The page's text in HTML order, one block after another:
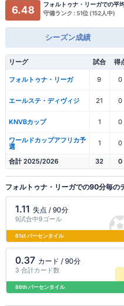
6.48
フォルトゥナ・リーガでの平
守備ランク : 51位 (152人中)
シーズン成績
リーグ 試合 得
フォルトゥナ・リーガ 9 0
エールステ・ディヴィジ 21 0
KNVBカップ 1 0
ワールドカップアフリカ予
選 1 0
合計 2025/2026 32 0
フォルトゥナ・リーガでの90分毎の
1.11 失点 / 90分
9試合中9ゴール
61st パーセンタイル
0.37 カード / 90分
3 合計カード数
86th パーセンタイル